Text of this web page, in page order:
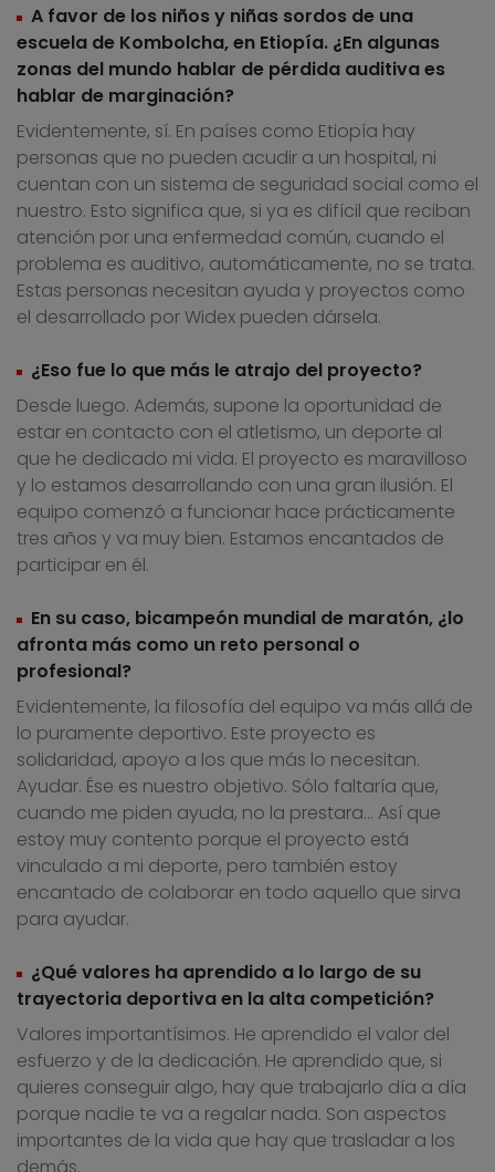
A favor de los niños y niñas sordos de una
escuela de Kombolcha, en Etiopía. ¿En algunas
zonas del mundo hablar de pérdida auditiva es
hablar de marginación?
Evidentemente, sí. En países como Etiopía hay
personas que no pueden acudir a un hospital, ni
cuentan con un sistema de seguridad social como el
nuestro. Esto significa que, si ya es difícil que reciban
atención por una enfermedad común, cuando el
problema es auditivo, automáticamente, no se trata.
Estas personas necesitan ayuda y proyectos como
el desarrollado por Widex pueden dársela.
¿Eso fue lo que más le atrajo del proyecto?
Desde luego. Además, supone la oportunidad de
estar en contacto con el atletismo, un deporte al
que he dedicado mi vida. El proyecto es maravilloso
y lo estamos desarrollando con una gran ilusión. El
equipo comenzó a funcionar hace prácticamente
tres años y va muy bien. Estamos encantados de
participar en él.
En su caso, bicampeón mundial de maratón, ¿lo
afronta más como un reto personal o
profesional?
Evidentemente, la filosofía del equipo va más allá de
lo puramente deportivo. Este proyecto es
solidaridad, apoyo a los que más lo necesitan.
Ayudar. Ése es nuestro objetivo. Sólo faltaría que,
cuando me piden ayuda, no la prestara… Así que
estoy muy contento porque el proyecto está
vinculado a mi deporte, pero también estoy
encantado de colaborar en todo aquello que sirva
para ayudar.
¿Qué valores ha aprendido a lo largo de su
trayectoria deportiva en la alta competición?
Valores importantísimos. He aprendido el valor del
esfuerzo y de la dedicación. He aprendido que, si
quieres conseguir algo, hay que trabajarlo día a día
porque nadie te va a regalar nada. Son aspectos
importantes de la vida que hay que trasladar a los